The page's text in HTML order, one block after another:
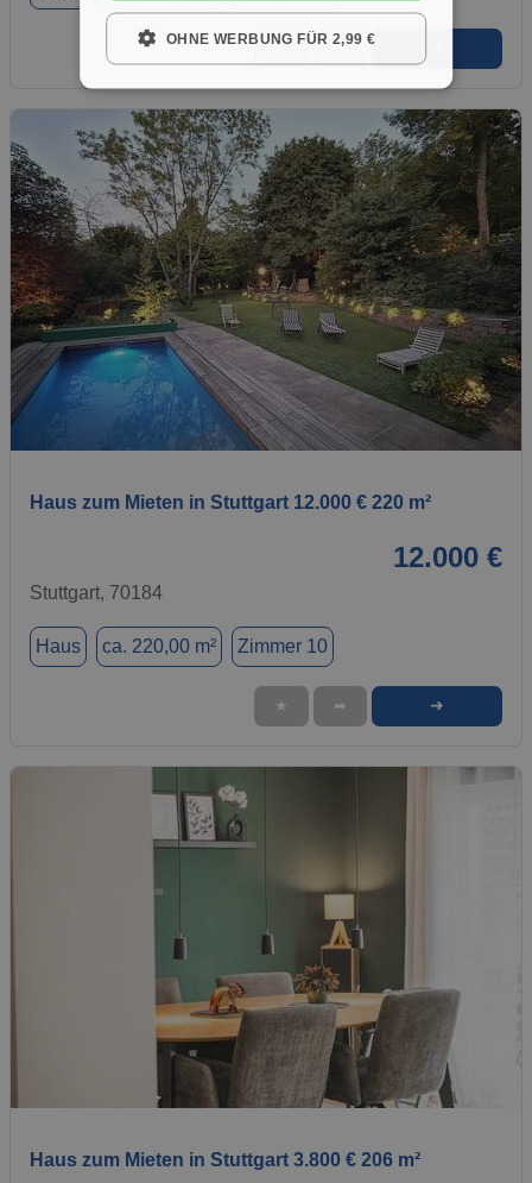
★ ➦
1 / 1
Haus zum Mieten in Stuttgart 12.000 € 220 m²
12.000 €
Stuttgart, 70184
Haus ca. 220,00 m² Zimmer 10
★ ➦ ➜
Haus zum Mieten in Stuttgart 3.800 € 206 m²
OHNE WERBUNG FÜR 2,99 €